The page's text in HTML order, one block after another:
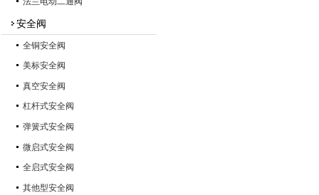
安全阀
全铜安全阀
美标安全阀
真空安全阀
杠杆式安全阀
弹簧式安全阀
微启式安全阀
全启式安全阀
其他型安全阀